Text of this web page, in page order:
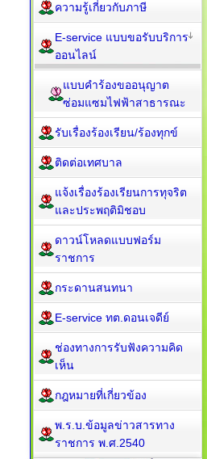
ความรู้เกี่ยวกับภาษี
E-service แบบขอรับบริการ
ออนไลน์
แบบคำร้องขออนุญาต
ซ่อมแซมไฟฟ้าสาธารณะ
รับเรื่องร้องเรียน/ร้องทุกข์
ติดต่อเทศบาล
แจ้งเรื่องร้องเรียนการทุจริต
และประพฤติมิชอบ
ดาวน์โหลดแบบฟอร์ม
ราชการ
กระดานสนทนา
E-service ทต.ดอนเจดีย์
ช่องทางการรับฟังความคิด
เห็น
กฎหมายที่เกี่ยวข้อง
พ.ร.บ.ข้อมูลข่าวสารทาง
ราชการ พ.ศ.2540